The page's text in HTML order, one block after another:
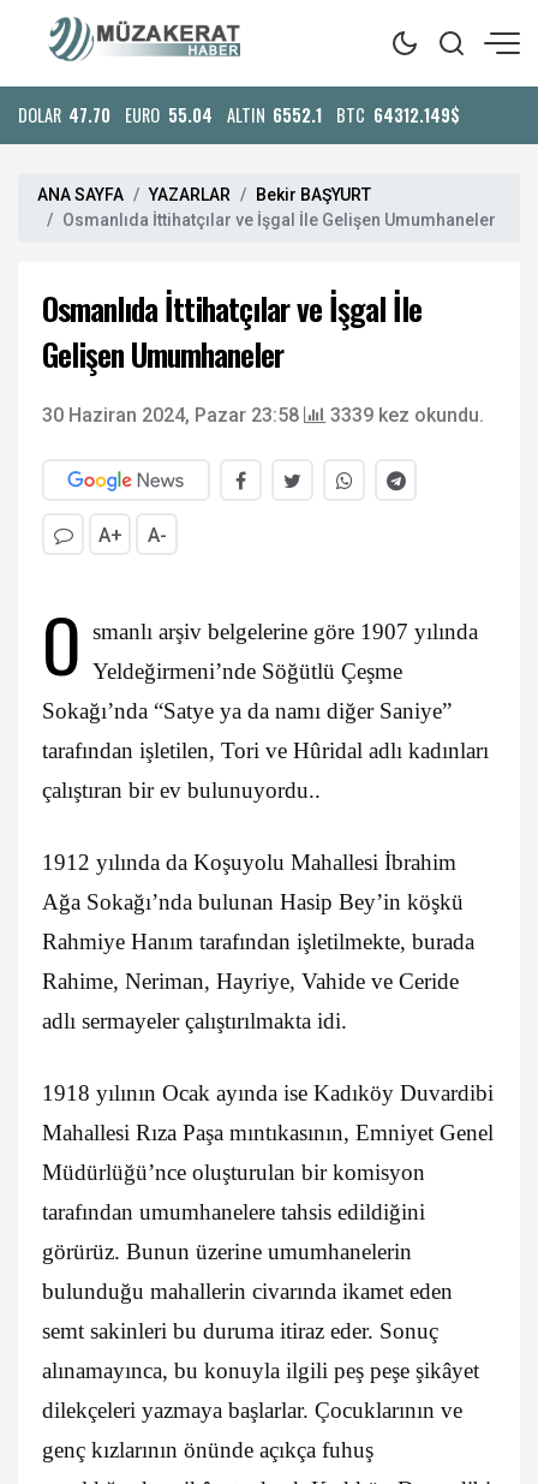
DOLAR 47.70 EURO 55.04 ALTIN 6552.1 BTC 64312.149$
ANA SAYFA YAZARLAR
Bekir BAŞYURT
Osmanlıda İttihatçılar ve İşgal İle Gelişen Umumhaneler
Osmanlıda İttihatçılar ve İşgal İle
Gelişen Umumhaneler
30 Haziran 2024, Pazar 23:58 3339 kez okundu.
A+ A-
O smanlı arşiv belgelerine göre 1907 yılında
Yeldeğirmeni’nde Söğütlü Çeşme
Sokağı’nda “Satye ya da namı diğer Saniye”
tarafından işletilen, Tori ve Hûridal adlı kadınları
çalıştıran bir ev bulunuyordu..
1912 yılında da Koşuyolu Mahallesi İbrahim
Ağa Sokağı’nda bulunan Hasip Bey’in köşkü
Rahmiye Hanım tarafından işletilmekte, burada
Rahime, Neriman, Hayriye, Vahide ve Ceride
adlı sermayeler çalıştırılmakta idi.
1918 yılının Ocak ayında ise Kadıköy Duvardibi
Mahallesi Rıza Paşa mıntıkasının, Emniyet Genel
Müdürlüğü’nce oluşturulan bir komisyon
tarafından umumhanelere tahsis edildiğini
görürüz. Bunun üzerine umumhanelerin
bulunduğu mahallerin civarında ikamet eden
semt sakinleri bu duruma itiraz eder. Sonuç
alınamayınca, bu konuyla ilgili peş peşe şikâyet
dilekçeleri yazmaya başlarlar. Çocuklarının ve
genç kızlarının önünde açıkça fuhuş